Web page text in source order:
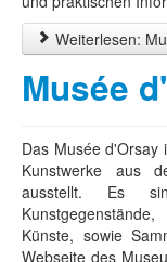
Weiterlesen:
Musée
Das Musée d'Orsay
Kunstwerke aus
ausstellt. Es
Künste, sowie
Webseite des